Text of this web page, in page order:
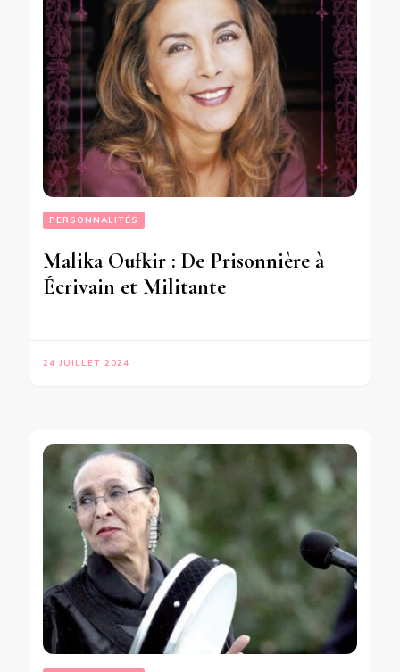
PERSONNALITÉS
Malika Oufkir : De Prisonnière à
Écrivain et Militante
24 JUILLET 2024